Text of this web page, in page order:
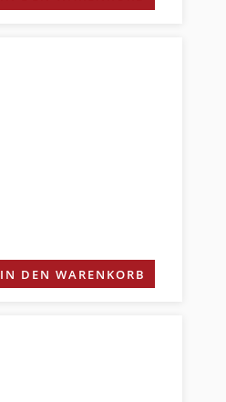
IN DEN WARENKORB